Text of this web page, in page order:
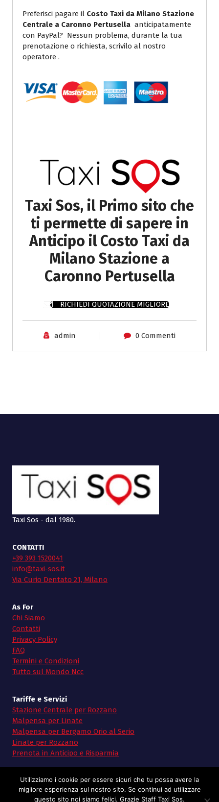
Preferisci pagare il Costo Taxi da Milano Stazione
Centrale a Caronno Pertusella anticipatamente
con PayPal? Nessun problema, durante la tua
prenotazione o richiesta, scrivilo al nostro
operatore .
Taxi Sos, il Primo sito che
ti permette di sapere in
Anticipo il Costo Taxi da
Milano Stazione a
Caronno Pertusella
RICHIEDI QUOTAZIONE MIGLIORE
admin 0 Commenti
Taxi Sos - dal 1980.
CONTATTI
+39 393 1520041
info@taxi-sos.it
Via Curio Dentato 21, Milano
As For
Chi Siamo
Contatti
Privacy Policy
FAQ
Termini e Condizioni
Tutto sul Mondo Ncc
Tariffe e Servizi
Stazione Centrale per Rozzano
Malpensa per Linate
Malpensa per Bergamo Orio al Serio
Linate per Rozzano
Prenota in Anticipo e Risparmia
Utilizziamo i cookie per essere sicuri che tu possa avere la
migliore esperienza sul nostro sito. Se continui ad utilizzare
questo sito noi siamo felici. Grazie Staff Taxi Sos.